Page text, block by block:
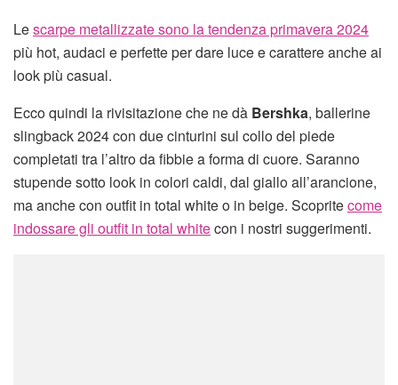
Lescarpe metallizzate sono la tendenza primavera 2024
più hot, audaci e perfette per dare luce e carattere anche ai
look più casual.
Ecco quindi la rivisitazione che ne dà Bershka, ballerine
slingback 2024 con due cinturini sul collo del piede
completati tra l’altro da fibbie a forma di cuore. Saranno
stupende sotto look in colori caldi, dal giallo all’arancione,
ma anche con outfit in total white o in beige. Scopritecome
indossare gli outfit in total whitecon i nostri suggerimenti.